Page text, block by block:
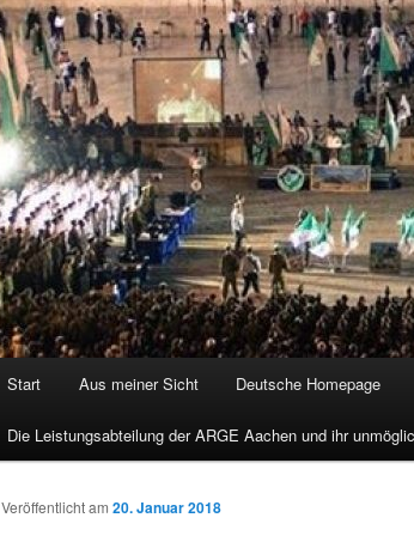
Start Aus meiner Sicht Deutsche Homepage
Die Leistungsabteilung der ARGE Aachen und ihr
Veröffentlicht am 20. Januar 2018